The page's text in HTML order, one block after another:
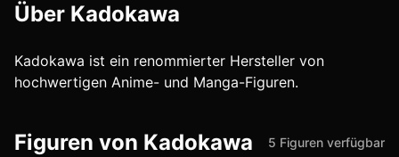
Über Kadokawa
Kadokawa ist ein renommierter Hersteller von
hochwertigen Anime- und Manga-Figuren.
Figuren von Kadokawa 5 Figuren verfügbar